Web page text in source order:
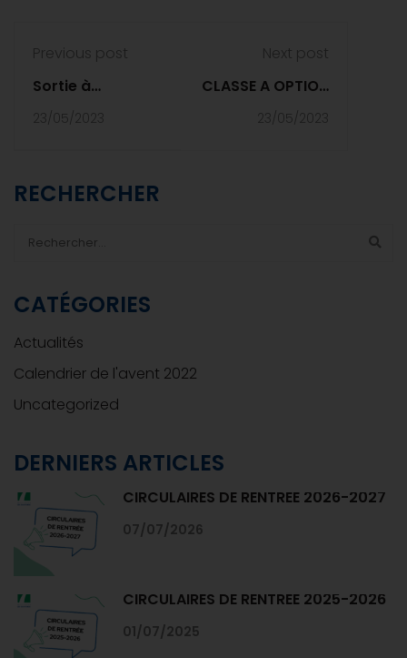
Previous post
Sortie à
Zuydcoote pour
23/05/2023
Next post
CLASSE A OPTION
THÉÂTRE -
23/05/2023
RECHERCHER
CATÉGORIES
Actualités
Calendrier de l'avent 2022
Uncategorized
DERNIERS ARTICLES
CIRCULAIRES DE RENTRÉE 2026-2027
07/07/2026
CIRCULAIRES DE RENTRÉE 2025-2026
01/07/2025